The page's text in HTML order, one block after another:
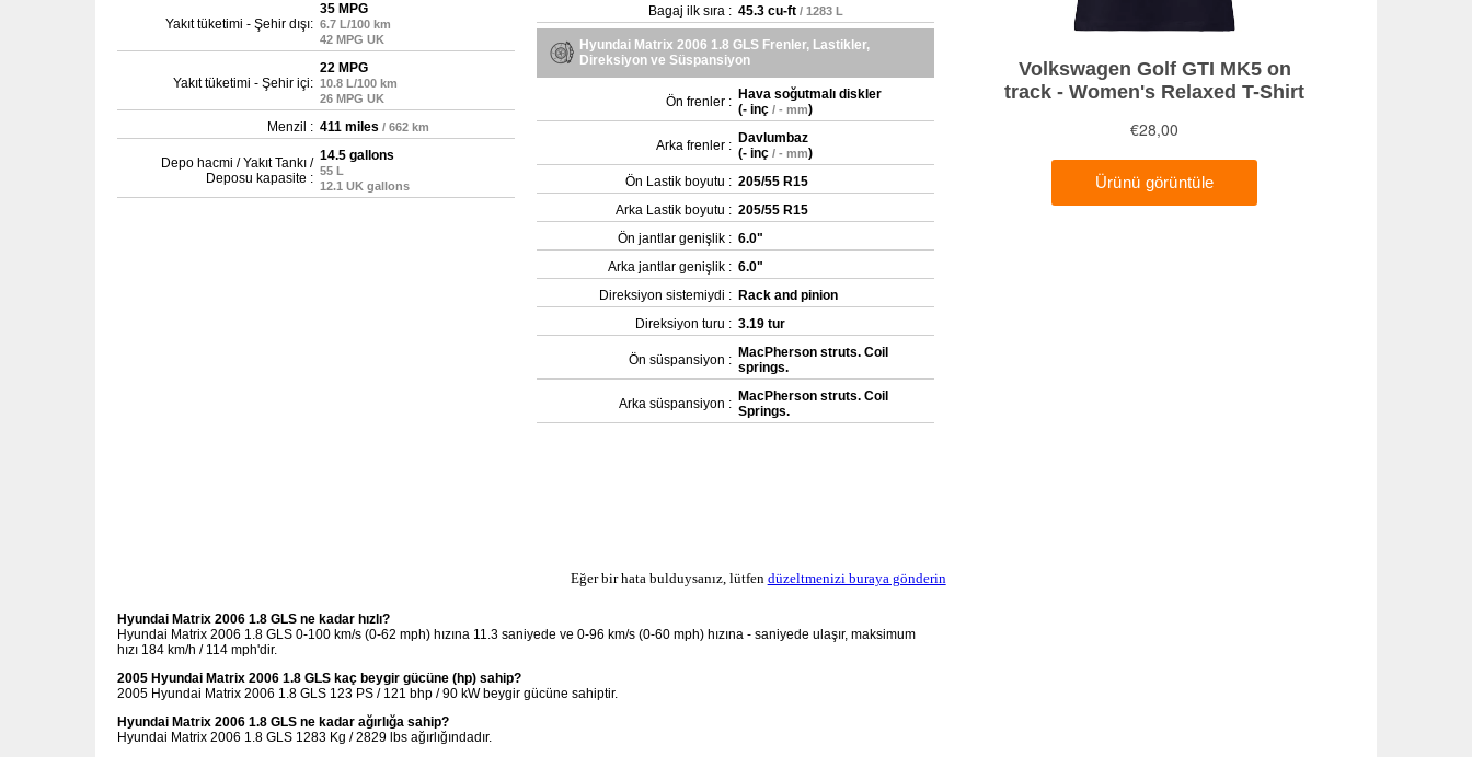
Yakıt tüketimi - Şehir dışı:
35 MPG
6.7 L/100 km
42 MPG UK
Yakıt tüketimi - Şehir içi:
22 MPG
10.8 L/100 km
26 MPG UK
Menzil : 411 miles / 662 km
Depo hacmi / Yakıt Tankı /
Deposu kapasite :
14.5 gallons
55 L
12.1 UK gallons
Bagaj ilk sıra : 45.3 cu-ft / 1283 L
Hyundai Matrix 2006 1.8 GLS Frenler, Lastikler,
Direksiyon ve Süspansiyon
Ön frenler : Hava soğutmalı diskler
(- inç / - mm)
Arka frenler : Davlumbaz
(- inç / - mm)
Ön Lastik boyutu : 205/55 R15
Arka Lastik boyutu : 205/55 R15
Ön jantlar genişlik : 6.0"
Arka jantlar genişlik : 6.0"
Direksiyon sistemiydi : Rack and pinion
Direksiyon turu : 3.19 tur
Ön süspansiyon : MacPherson struts. Coil
springs.
Arka süspansiyon : MacPherson struts. Coil
Springs.
Eğer bir hata bulduysanız, lütfen düzeltmenizi buraya gönderin
Hyundai Matrix 2006 1.8 GLS ne kadar hızlı?
Hyundai Matrix 2006 1.8 GLS 0-100 km/s (0-62 mph) hızına 11.3 saniyede ve 0-96 km/s (0-60 mph) hızına - saniyede ulaşır, maksimum
hızı 184 km/h / 114 mph'dir.
2005 Hyundai Matrix 2006 1.8 GLS kaç beygir gücüne (hp) sahip?
2005 Hyundai Matrix 2006 1.8 GLS 123 PS / 121 bhp / 90 kW beygir gücüne sahiptir.
Hyundai Matrix 2006 1.8 GLS ne kadar ağırlığa sahip?
Hyundai Matrix 2006 1.8 GLS 1283 Kg / 2829 lbs ağırlığındadır.